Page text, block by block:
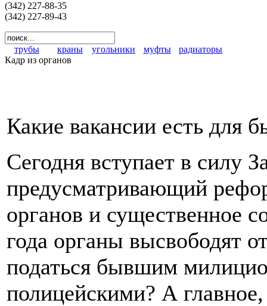
(342) 227-88-35
(342) 227-89-43
трубы краны угольники муфты
радиаторы
Кадр из органов
Какие вакансии есть для
Сегодня вступает в силу
предусматривающий
органов и существенное
года органы высвободят
податься бывшим
полицейскими? А